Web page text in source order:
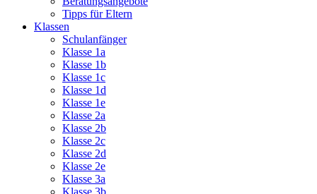
Tipps für Eltern
Klassen
Schulanfänger
Klasse 1a
Klasse 1b
Klasse 1c
Klasse 1d
Klasse 1e
Klasse 2a
Klasse 2b
Klasse 2c
Klasse 2d
Klasse 2e
Klasse 3a
Klasse 3b